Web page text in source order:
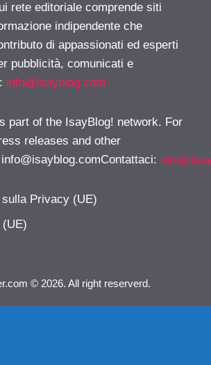
rete editoriale comprende siti
indipendente che
di appassionati ed esperti
pubblicità, comunicati e
info@isayblog.com
part of the IsayBlog! network. For
releases and other
info@isayblog.comContattaci:
sulla Privacy (UE)
© 2026. All right reserverd.